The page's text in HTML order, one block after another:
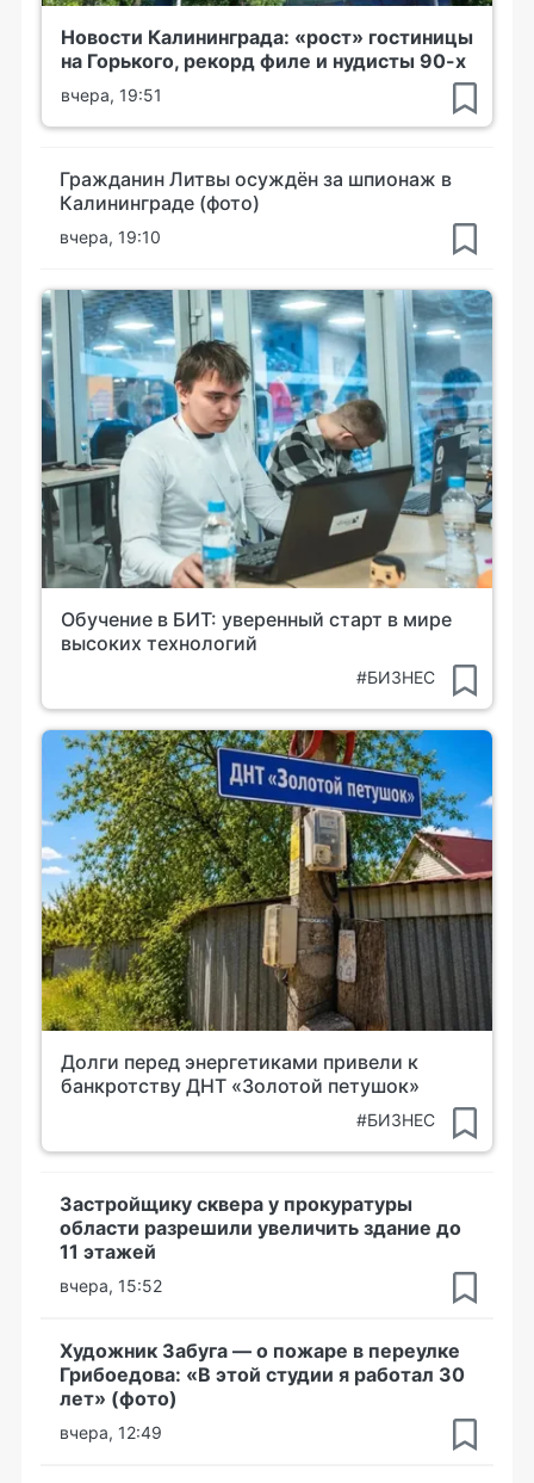
Новости Калининграда: «рост» гостиницы
на Горького, рекорд филе и нудисты 90-х
вчера, 19:51
Гражданин Литвы осуждён за шпионаж в
Калининграде (фото)
вчера, 19:10
Обучение в БИТ: уверенный старт в мире
высоких технологий
#БИЗНЕС
Долги перед энергетиками привели к
банкротству ДНТ «Золотой петушок»
#БИЗНЕС
Застройщику сквера у прокуратуры
области разрешили увеличить здание до
11 этажей
вчера, 15:52
Художник Забуга — о пожаре в переулке
Грибоедова: «В этой студии я работал 30
лет» (фото)
вчера, 12:49